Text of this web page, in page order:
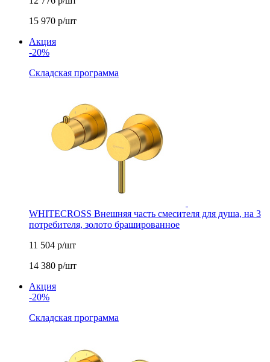
15 970 р/шт
Акция
-20%
Складская программа
WHITECROSS Внешняя часть смесителя для душа, на 3
потребителя, золото брашированное
11 504 р/шт
14 380 р/шт
Акция
-20%
Складская программа